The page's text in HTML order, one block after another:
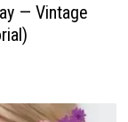
— Vintage